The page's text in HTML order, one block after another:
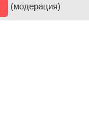
(модерация)